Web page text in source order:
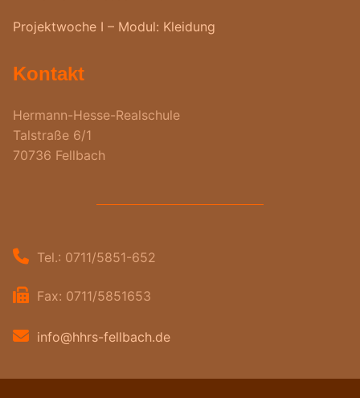
Projektwoche I – Modul: Kleidung
Kontakt
Hermann-Hesse-Realschule
Talstraße 6/1
70736 Fellbach
Tel.: 0711/5851-652
Fax: 0711/5851653
info@hhrs-fellbach.de